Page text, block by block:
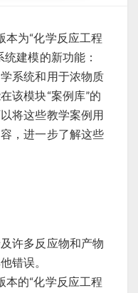
本为“化学反应工程
建模的新功能：
系统和用于浓物质
该模块“案例库”的
将这些教学案例用
，进一步了解这些
许多反应物和产物
错误。
本的“化学反应工程